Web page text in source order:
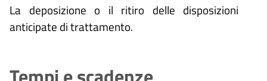
La deposizione o il ritiro delle disposizioni
anticipate di trattamento.